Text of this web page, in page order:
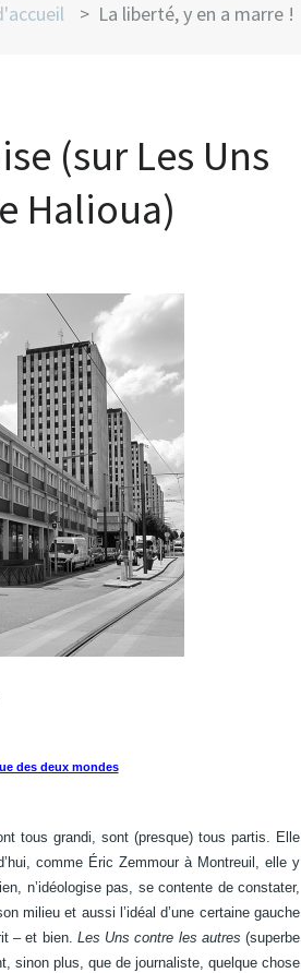
La liberté, y en a marre !
(sur Les Uns
Halioua)
des deux mondes
tous grandi, sont (presque) tous partis. Elle
comme Éric Zemmour à Montreuil, elle y
n’idéologise pas, se contente de constater,
milieu et aussi l’idéal d’une certaine gauche
– et bien. Les Uns contre les autres (superbe
sinon plus, que de journaliste, quelque chose